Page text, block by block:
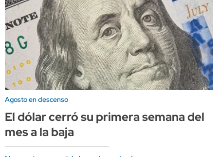
Agosto en descenso
El dólar cerró su primera semana del
mes a la baja